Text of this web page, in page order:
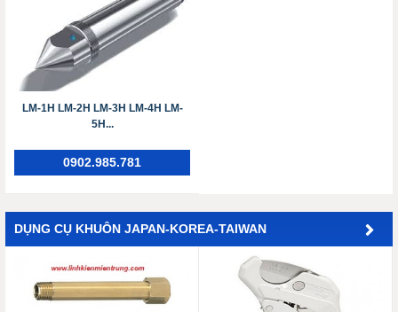
LM-1H LM-2H LM-3H ​​​​​​​LM-4H LM-
5H...
0902.985.781
DỤNG CỤ KHUÔN JAPAN-KOREA-TAIWAN